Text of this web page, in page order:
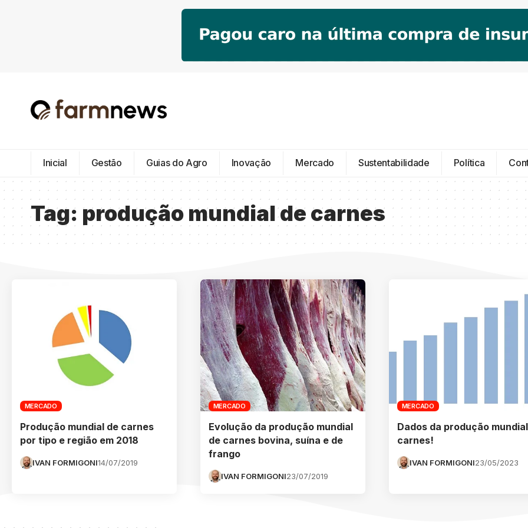
Inicial Gestão Guias do Agro Inovação Mercado Sustentabilidade Política
Tag: produção mundial de carnes
MERCADO
Produção mundial de carnes
por tipo e região em 2018
IVAN FORMIGONI14/07/2019
MERCADO
Evolução da produção mundial
de carnes bovina, suína e de
frango
IVAN FORMIGONI23/07/2019
MERCADO
Dados da produção
carnes!
IVAN FORMIGONI23/05/2023